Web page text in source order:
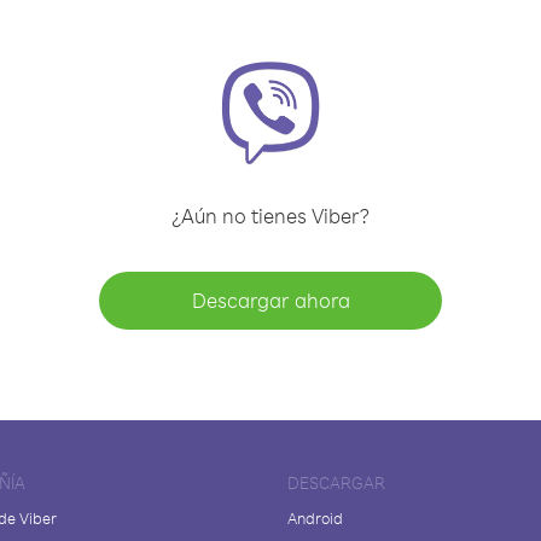
¿Aún no tienes Viber?
Descargar ahora
Viber
DESCARGAR
Android